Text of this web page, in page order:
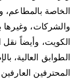
الخاصة بالمطاعم،
والشركات،
الكويت، وأيضاً
الطوابق العالية،
المحترفين